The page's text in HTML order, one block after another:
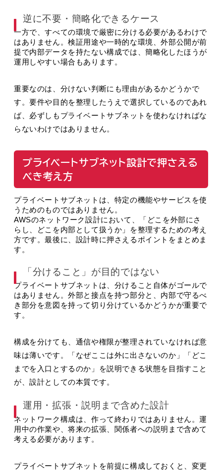
逆に不要・簡略化できるケース
一方で、すべての環境で厳密に分ける必要があるわけで
はありません。検証用途や一時的な環境、外部公開が前
提で内部データを持たない構成では、簡略化したほうが
運用しやすい場合もあります。
重要なのは、分けない判断にも理由があるかどうかで
す。要件や目的を整理したうえで選択しているのであれ
ば、必ずしもプライベートサブネットを使わなければな
らないわけではありません。
プライベートサブネット設計で押さえる
べき考え方
プライベートサブネットは、特定の機能やサービスを使
うためのものではありません。
AWSのネットワーク設計において、「どこを外部にさ
らし、どこを内部として扱うか」を整理するための考え
方です。最後に、設計時に押さえるポイントをまとめま
す。
「分けること」が目的ではない
プライベートサブネットは、分けること自体がゴールで
はありません。外部と接点を持つ部分と、内部で守るべ
き部分を意図を持って切り分けているかどうかが重要で
す。
構成を分けても、通信や権限が整理されていなければ意
味は薄いです。「なぜここは外に出さないのか」「どこ
までを入口とするのか」を説明できる状態を目指すこと
が、設計としての本質です。
運用・拡張・説明まで含めた設計
ネットワーク構成は、作って終わりではありません。運
用中の作業や、将来の拡張、関係者への説明まで含めて
考える必要があります。
プライベートサブネットを前提に構成しておくと、変更